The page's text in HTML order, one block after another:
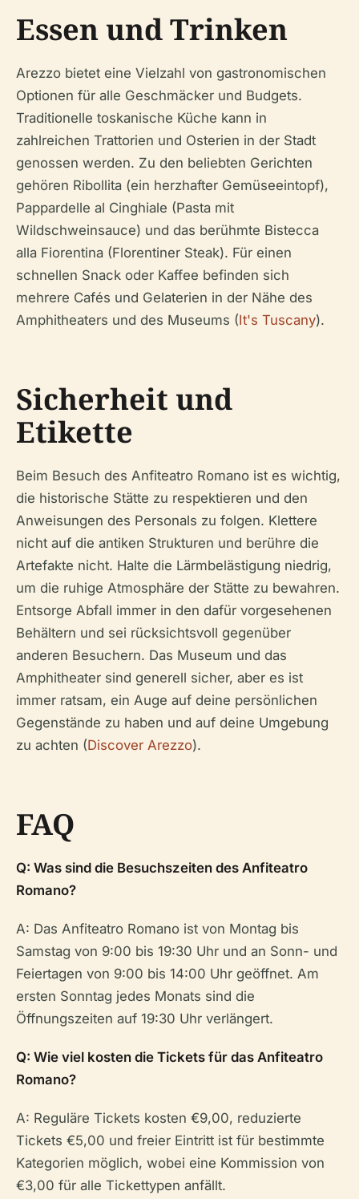
Essen und Trinken
Arezzo bietet eine Vielzahl von gastronomischen
Optionen für alle Geschmäcker und Budgets.
Traditionelle toskanische Küche kann in
zahlreichen Trattorien und Osterien in der Stadt
genossen werden. Zu den beliebten Gerichten
gehören Ribollita (ein herzhafter Gemüseeintopf),
Pappardelle al Cinghiale (Pasta mit
Wildschweinsauce) und das berühmte Bistecca
alla Fiorentina (Florentiner Steak). Für einen
schnellen Snack oder Kaffee befinden sich
mehrere Cafés und Gelaterien in der Nähe des
Amphitheaters und des Museums (It's Tuscany).
Sicherheit und
Etikette
Beim Besuch des Anfiteatro Romano ist es wichtig,
die historische Stätte zu respektieren und den
Anweisungen des Personals zu folgen. Klettere
nicht auf die antiken Strukturen und berühre die
Artefakte nicht. Halte die Lärmbelästigung niedrig,
um die ruhige Atmosphäre der Stätte zu bewahren.
Entsorge Abfall immer in den dafür vorgesehenen
Behältern und sei rücksichtsvoll gegenüber
anderen Besuchern. Das Museum und das
Amphitheater sind generell sicher, aber es ist
immer ratsam, ein Auge auf deine persönlichen
Gegenstände zu haben und auf deine Umgebung
zu achten (Discover Arezzo).
FAQ
Q: Was sind die Besuchszeiten des Anfiteatro
Romano?
A: Das Anfiteatro Romano ist von Montag bis
Samstag von 9:00 bis 19:30 Uhr und an Sonn- und
Feiertagen von 9:00 bis 14:00 Uhr geöffnet. Am
ersten Sonntag jedes Monats sind die
Öffnungszeiten auf 19:30 Uhr verlängert.
Q: Wie viel kosten die Tickets für das Anfiteatro
Romano?
A: Reguläre Tickets kosten €9,00, reduzierte
Tickets €5,00 und freier Eintritt ist für bestimmte
Kategorien möglich, wobei eine Kommission von
€3,00 für alle Tickettypen anfällt.